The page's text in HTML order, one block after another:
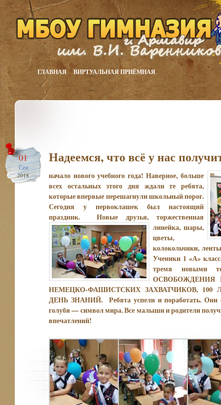
ГЛАВНАЯ ВИРТУАЛЬНАЯ ПРИЁМНАЯ
01
Сен
2018
Надеемся, что всё у нас
начало нового учебного года! Наверное, больше
всех остальных этого дня ждали те ребята,
которые впервые перешагнули школьный порог.
Сегодня у первоклашек был настоящий
праздник. Новые друзья, торжественная
линейка, шары,
цветы,
колокольчики,
Ученики 1 «А»
тремя
ОСВОБОЖДЕНИЯ
НЕМЕЦКО-ФАШИСТСКИХ ЗАХВАТЧИКОВ, 100
ДЕНЬ ЗНАНИЙ. Ребята успели и поработать. Они
голубя — символ мира. Все малыши и родители
впечатлений!